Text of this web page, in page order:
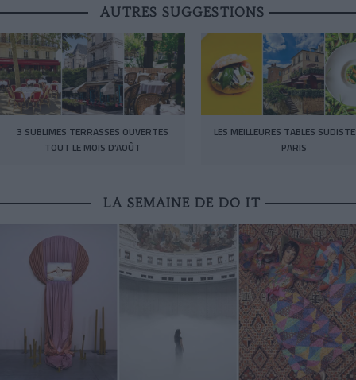
AUTRES SUGGESTIONS
3 SUBLIMES TERRASSES OUVERTES
TOUT LE MOIS D’AOÛT
LES MEILLEURES TABLES
PARIS
LA SEMAINE DE DO IT